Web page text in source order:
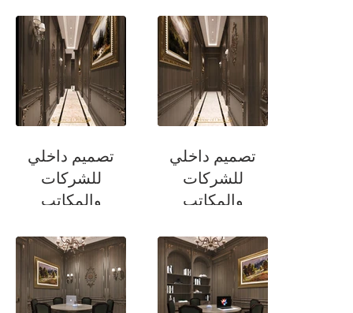
تصميم داخلي
للشركات
والمكاتب
تصميم داخلي
للشركات
والمكاتب